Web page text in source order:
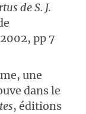
de S. J.
pp 7
une
dans le
, éditions